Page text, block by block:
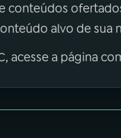
conteúdos
alvo de sua
acesse a página